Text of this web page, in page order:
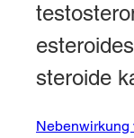
steroide
Nebenwirkung